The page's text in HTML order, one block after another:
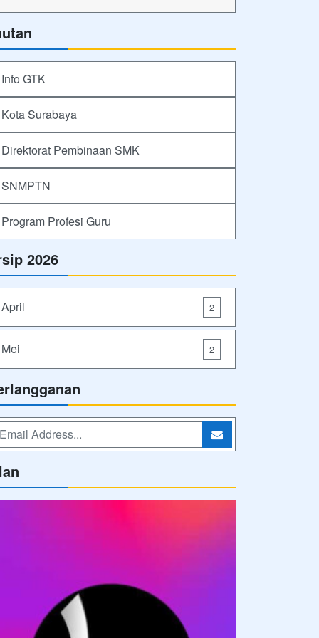
Info GTK
Kota Surabaya
Direktorat Pembinaan SMK
SNMPTN
Program Profesi Guru
2026
April 2
Mei 2